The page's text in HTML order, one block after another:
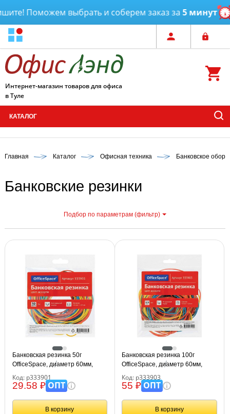
Поможем выбрать и соберем заказ за5 минут
Интернет-магазин товаров для офиса
в Туле
КАТАЛОГ
Главная Каталог Офисная техника Банковское
Банковские резинки
Подбор по параметрам (фильтр)
Банковская резинка 50г
OfficeSpace, диаметр 60мм,
ассорти, европодвес
Код: р333901
29.58 ₽ОПТ
В корзину
Банковская резинка 100г
OfficeSpace, диаметр 60мм,
ассорти, европодвес
Код: р333903
55 ₽ОПТ
В корзину